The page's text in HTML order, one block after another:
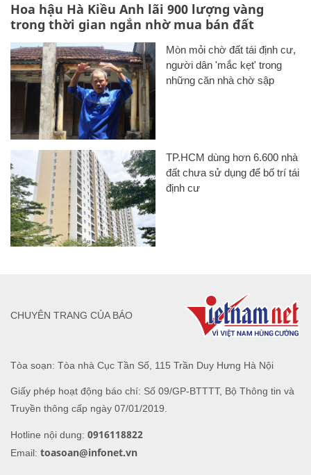
Hoa hậu Hà Kiều Anh lãi 900 lượng vàng
trong thời gian ngắn nhờ mua bán đất
Mòn mỏi chờ đất tái định cư,
người dân 'mắc kẹt' trong
những căn nhà chờ sập
TP.HCM dùng hơn 6.600 nhà
đất chưa sử dụng để bố trí tái
định cư
Tòa soạn: Tòa nhà Cục Tần Số, 115 Trần Duy Hưng Hà Nội
Giấy phép hoạt động báo chí: Số 09/GP-BTTTT, Bộ Thông tin và
Truyền thông cấp ngày 07/01/2019.
Hotline nội dung: 0916118822
Email: toasoan@infonet.vn
CHUYÊN TRANG CỦA BÁO